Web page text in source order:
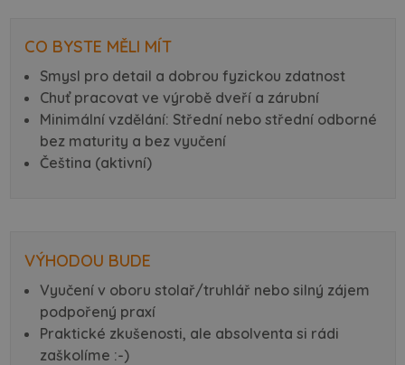
CO BYSTE MĚLI MÍT
Smysl pro detail a dobrou fyzickou zdatnost
Chuť pracovat ve výrobě dveří a zárubní
Minimální vzdělání: Střední nebo střední odborné
bez maturity a bez vyučení
Čeština (aktivní)
VÝHODOU BUDE
Vyučení v oboru stolař/truhlář nebo silný zájem
podpořený praxí
Praktické zkušenosti, ale absolventa si rádi
zaškolíme :-)